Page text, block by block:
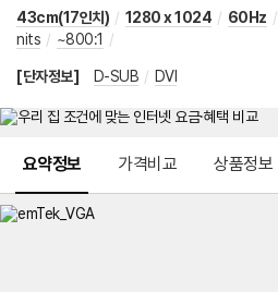
43cm(17인치) / 1280 x 1024 / 60Hz /
nits / ~800:1 /
[단자정보] D-SUB / DVI
요약정보 가격비교 상품정보